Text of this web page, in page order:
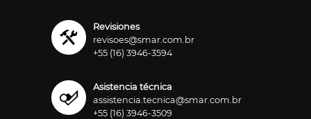
Revisiones
revisoes@smar.com.br
+55 (16) 3946-3594
Asistencia técnica
assistencia.tecnica@smar.com.br
+55 (16) 3946-3509